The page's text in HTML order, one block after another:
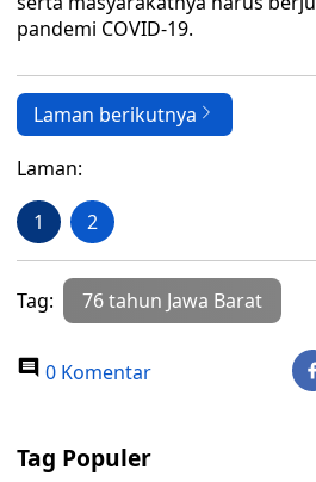
pandemi COVID-19.
Laman berikutnya
Laman:
1 2
Tag: 76 tahun Jawa Barat
0 Komentar
Tag Populer